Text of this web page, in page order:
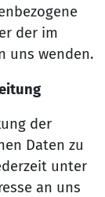
der im
uns wenden.
der
Daten zu
unter
an uns